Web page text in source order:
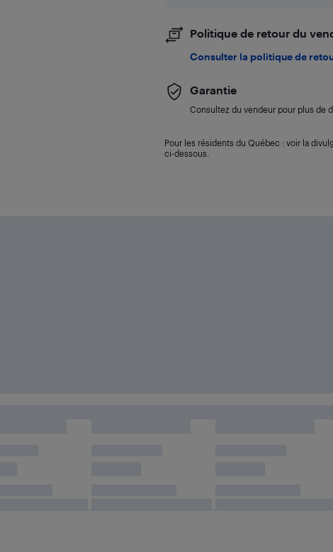
Politique de retour du
Consulter la politique de
Garantie
Consultez du vendeur pour plus de
Pour les résidents du Québec : voir la
ci-dessous.